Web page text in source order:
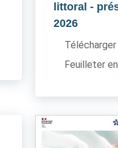
littoral -
2026
Feuilleter